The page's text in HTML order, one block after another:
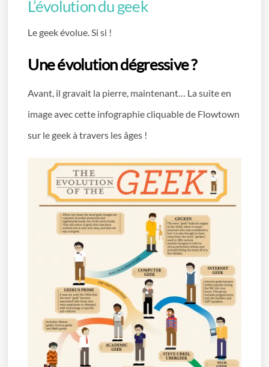
L’évolution du geek
Le geek évolue. Si si !
Une évolution dégressive ?
Avant, il gravait la pierre, maintenant… La suite en
image avec cette infographie cliquable de Flowtown
sur le geek à travers les âges !